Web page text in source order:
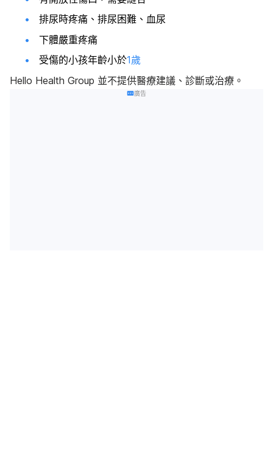
排尿時疼痛、排尿困難、血尿
下體嚴重疼痛
受傷的小孩年齡小於1歲
Hello Health Group 並不提供醫療建議、診斷或治療。
廣告